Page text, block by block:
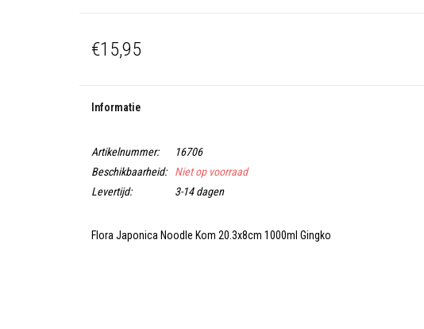
€15,95
Informatie
Artikelnummer:
16706
Beschikbaarheid:
Niet op voorraad
Levertijd:
3-14 dagen
Flora Japonica Noodle Kom 20.3x8cm 1000ml Gingko